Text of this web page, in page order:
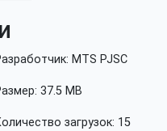
MTS PJSC
37.5 MB
загрузок: 15